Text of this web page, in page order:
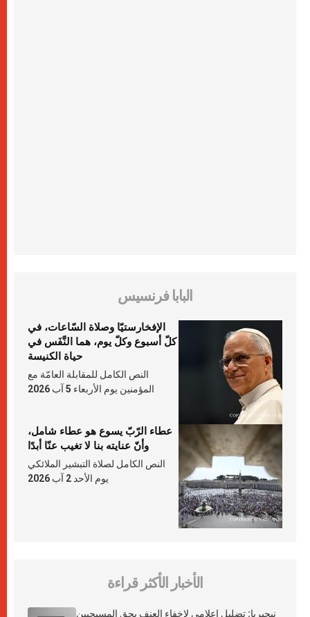
البابا فرنسيس
الإفخارستيّا وصلاة السّاعات، في
كلّ أسبوع وكلّ يوم، هما النَّفَس في
حياة الكنيسة
النص الكامل للمقابلة العامّة مع
المؤمنين يوم الأربعاء 5 آب 2026
عطاء الرّبّ يسوع هو عطاء شامل،
وأنّ عنايته بنا لا تغيب عنّا أبدًا
النص الكامل لصلاة التبشير الملائكي
يوم الأحد 2 آب 2026
الأخبار الأكثر قراءة
نيجيريا: تضليل إعلامي لإخفاء العنف بحق المسيحيين